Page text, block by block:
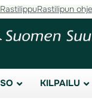
Rastilipun
KILPAILU